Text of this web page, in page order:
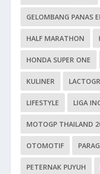
GELOMBANG PANAS
HALF MARATHON
HONDA SUPER ONE
KULINER
LIFESTYLE LIGA
MOTOGP THAILAND
OTOMOTIF
PETERNAK PUYUH